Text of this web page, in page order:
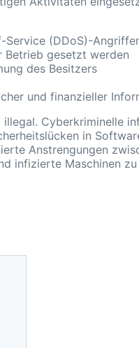
(DDoS)-
Betrieb gesetzt werden
des Besitzers
und finanzieller
Cyberkriminelle
in
Anstrengungen
infizierte Maschinen